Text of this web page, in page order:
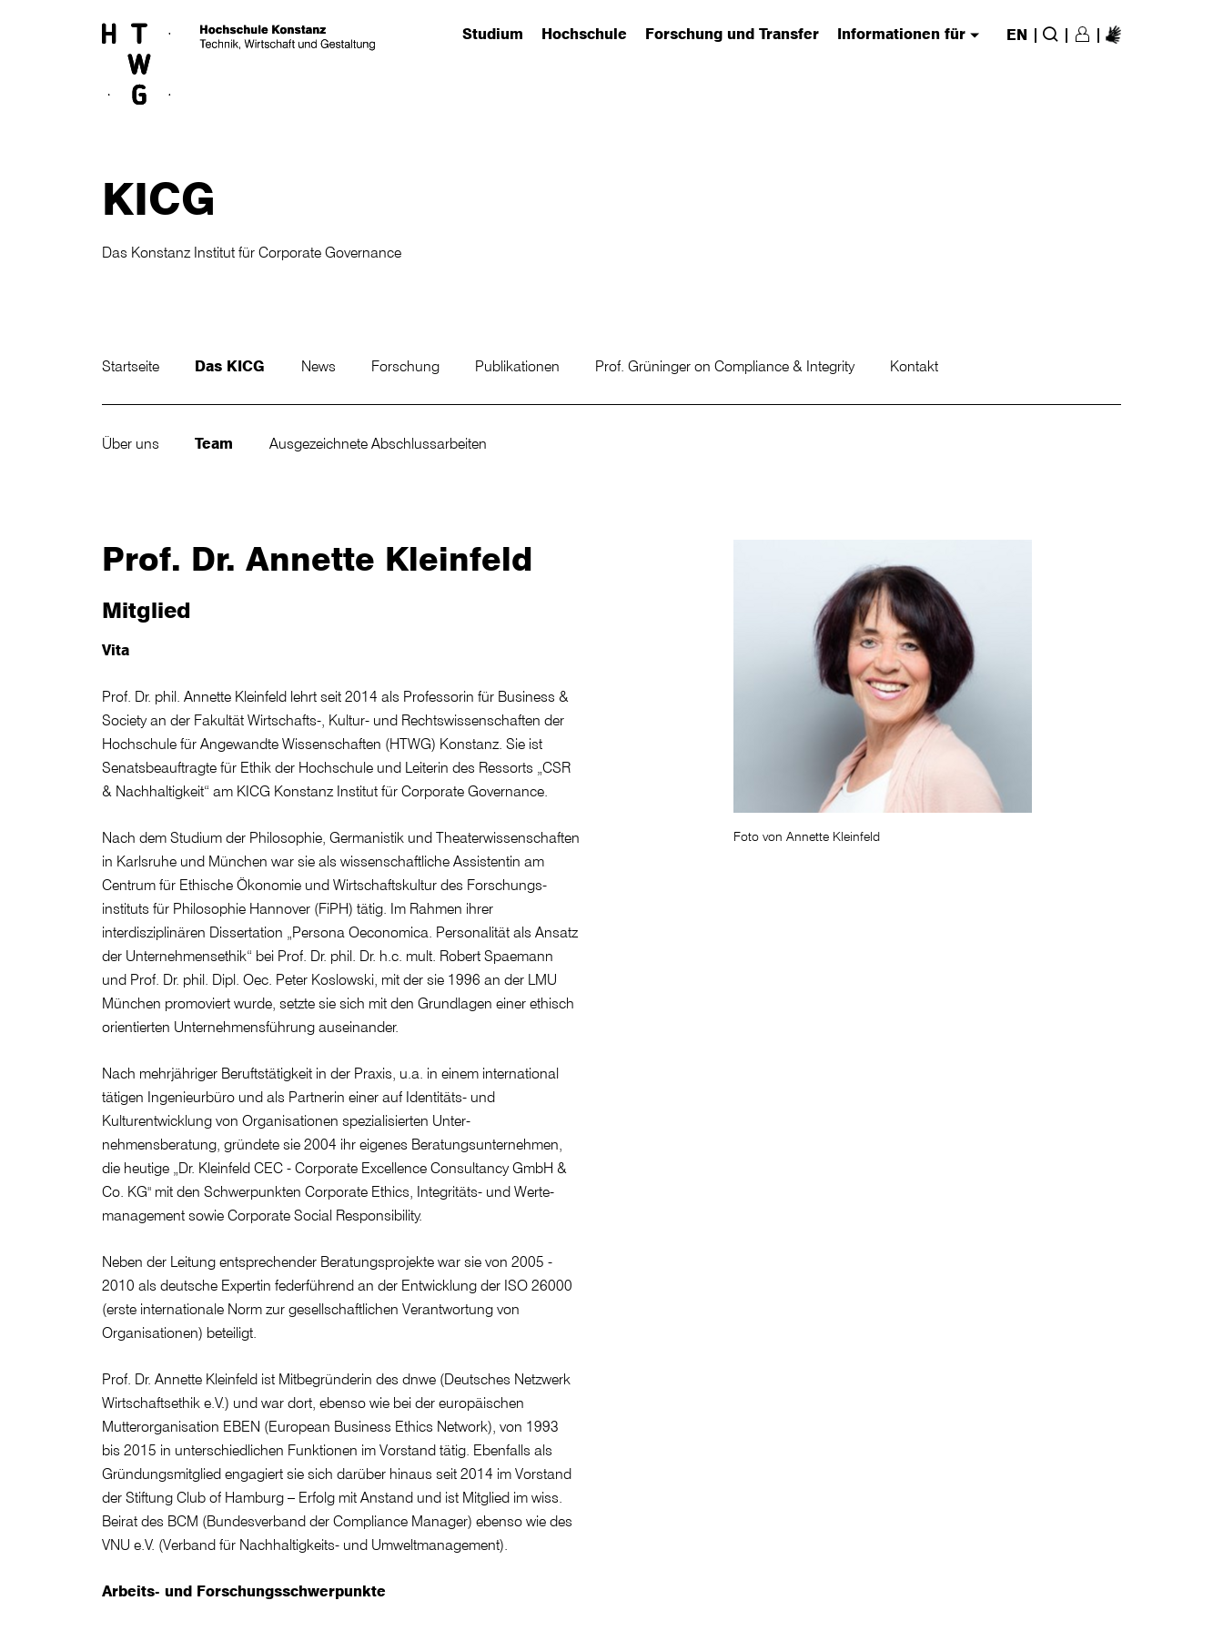
Studium
(has submenu)Hochschule
(has submenu)Forschung und Transfer
(has submenu) Informationen für
(has submenu) EN | Suche
| Login/Register
|
KICG
Das Konstanz Institut für Corporate Governance
Startseite Das KICG News Forschung Publikationen Prof. Grüninger on Compliance & Integrity Kontakt
Über uns Team Ausgezeichnete Abschlussarbeiten
Prof. Dr. Annette Kleinfeld
Mitglied
Vita
Prof. Dr. phil. Annette Kleinfeld lehrt seit 2014 als Professorin für Business &
Society an der Fakultät Wirtschafts-, Kultur- und Rechtswissenschaften der
Hochschule für Angewandte Wissenschaften (HTWG) Konstanz. Sie ist
Senatsbeauftragte für Ethik der Hochschule und Leiterin des Ressorts „CSR
& Nachhaltigkeit“ am KICG Konstanz Institut für Corporate Governance.
Nach dem Studium der Philosophie, Germanistik und Theaterwissenschaften
in Karlsruhe und München war sie als wissenschaftliche Assistentin am
Centrum für Ethische Ökonomie und Wirtschaftskultur des Forschungs­
instituts für Philosophie Hannover (FiPH) tätig. Im Rahmen ihrer
interdisziplinären Dissertation „Persona Oeconomica. Personalität als Ansatz
der Unternehmensethik“ bei Prof. Dr. phil. Dr. h.c. mult. Robert Spaemann
und Prof. Dr. phil. Dipl. Oec. Peter Koslowski, mit der sie 1996 an der LMU
München promoviert wurde, setzte sie sich mit den Grundlagen einer ethisch
orientierten Unternehmensführung auseinander.
Nach mehrjähriger Beruftstätigkeit in der Praxis, u.a. in einem international
tätigen Ingenieurbüro und als Partnerin einer auf Identitäts- und
Kulturentwicklung von Organisationen speziali­sierten Unter­
nehmensberatung, gründete sie 2004 ihr eigenes Beratungs­unternehmen,
die heutige „Dr. Kleinfeld CEC - Corporate Excellence Consultancy GmbH &
Co. KG" mit den Schwerpunkten Corporate Ethics, Integritäts- und Werte­
management sowie Corporate Social Responsibility.
Neben der Leitung entsprechender Beratungsprojekte war sie von 2005 -
2010 als deutsche Expertin federführend an der Entwicklung der ISO 26000
(erste internationale Norm zur gesellschaftlichen Verantwortung von
Organisationen) beteiligt.
Prof. Dr. Annette Kleinfeld ist Mitbegründerin des dnwe (Deutsches Netzwerk
Wirtschaftsethik e.V.) und war dort, ebenso wie bei der europäischen
Mutterorganisation EBEN (European Business Ethics Network), von 1993
bis 2015 in unterschiedlichen Funktionen im Vorstand tätig. Ebenfalls als
Gründungsmitglied engagiert sie sich darüber hinaus seit 2014 im Vorstand
der Stiftung Club of Hamburg – Erfolg mit Anstand und ist Mitglied im wiss.
Beirat des BCM (Bundesverband der Compliance Manager) ebenso wie des
VNU e.V. (Verband für Nachhaltigkeits- und Umweltmanagement).
Arbeits- und Forschungsschwerpunkte
Foto von Annette Kleinfeld